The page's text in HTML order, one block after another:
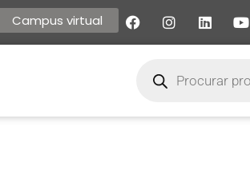
Campus virtual